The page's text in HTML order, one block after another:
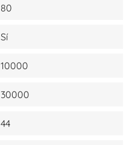
80
Sí
10000
30000
44